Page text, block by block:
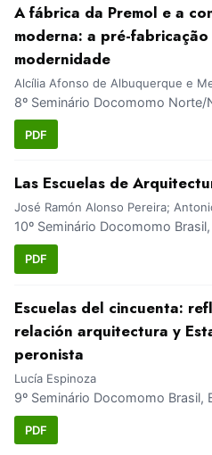
A fábrica da Premol e a
moderna: a pré-
modernidade
Alcília Afonso de Albuquerque e
8º Seminário Docomomo Norte/
PDF
Las Escuelas de
José Ramón Alonso Pereira;
10º Seminário Docomomo
PDF
Escuelas del cincuenta:
relación arquitectura y
peronista
Lucía Espinoza
9º Seminário Docomomo Brasil,
PDF